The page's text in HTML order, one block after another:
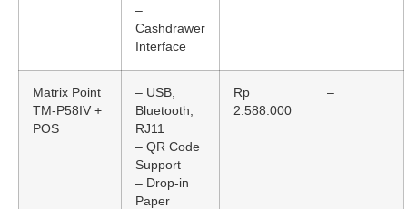
–
Cashdrawer
Interface
Matrix Point
TM-P58IV +
POS
– USB,
Bluetooth,
RJ11
– QR Code
Support
– Drop-in
Paper
Rp
2.588.000
–